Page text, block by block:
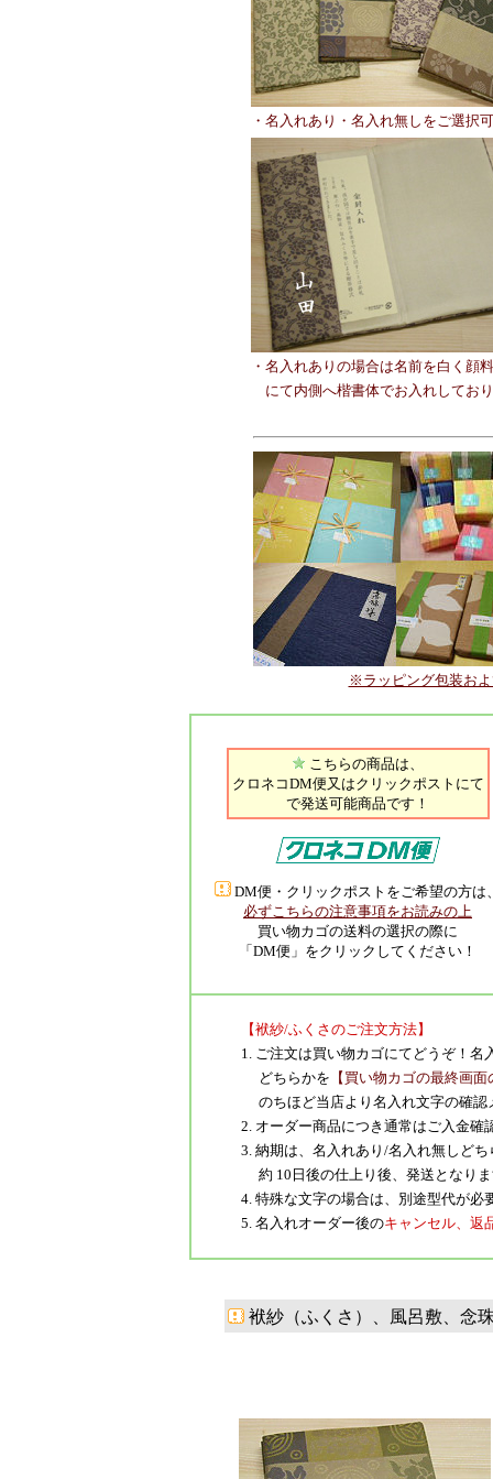
・名入れあり・名入れ無しをご選択
・名入れありの場合は名前を白く顔
にて内側へ楷書体でお入れしてお
※ラッピング包装お
こちらの商品は、
クロネコDM便又はクリックポストにて
で発送可能商品です！
DM便・クリックポストをご希望の方は
必ずこちらの注意事項をお読みの上
買い物カゴの送料の選択の際に
「DM便」をクリックしてください！
【袱紗/ふくさのご注文方法】
1. ご注文は買い物カゴにてどうぞ！
どちらかを 【買い物カゴの最終画
のちほど当店より名入れ文字の確認
2. オーダー商品につき通常はご入金確
3. 納期は、名入れあり/名入れ無しど
約 10日後の仕上り後、発送となり
4. 特殊な文字の場合は、別途型代が
5. 名入れオーダー後のキャンセル、返
袱紗（ふくさ）、風呂敷、念